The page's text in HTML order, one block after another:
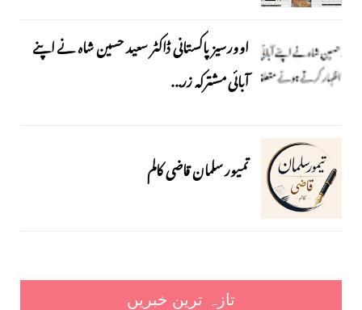
اوورسیز پاکستانی ڈاکٹر سعید حسین شاہ نے اپنے
آبائی مشترکہ زر...
تمیور سلمان قاضی کالم
تازہ ترین خبریں